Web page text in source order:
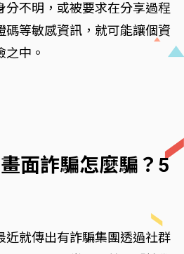
分不明，或被要求在分享過程
碼等敏感資訊，就可能讓個資
中。
面詐騙怎麼騙？5
近就傳出有詐騙集團透過社群